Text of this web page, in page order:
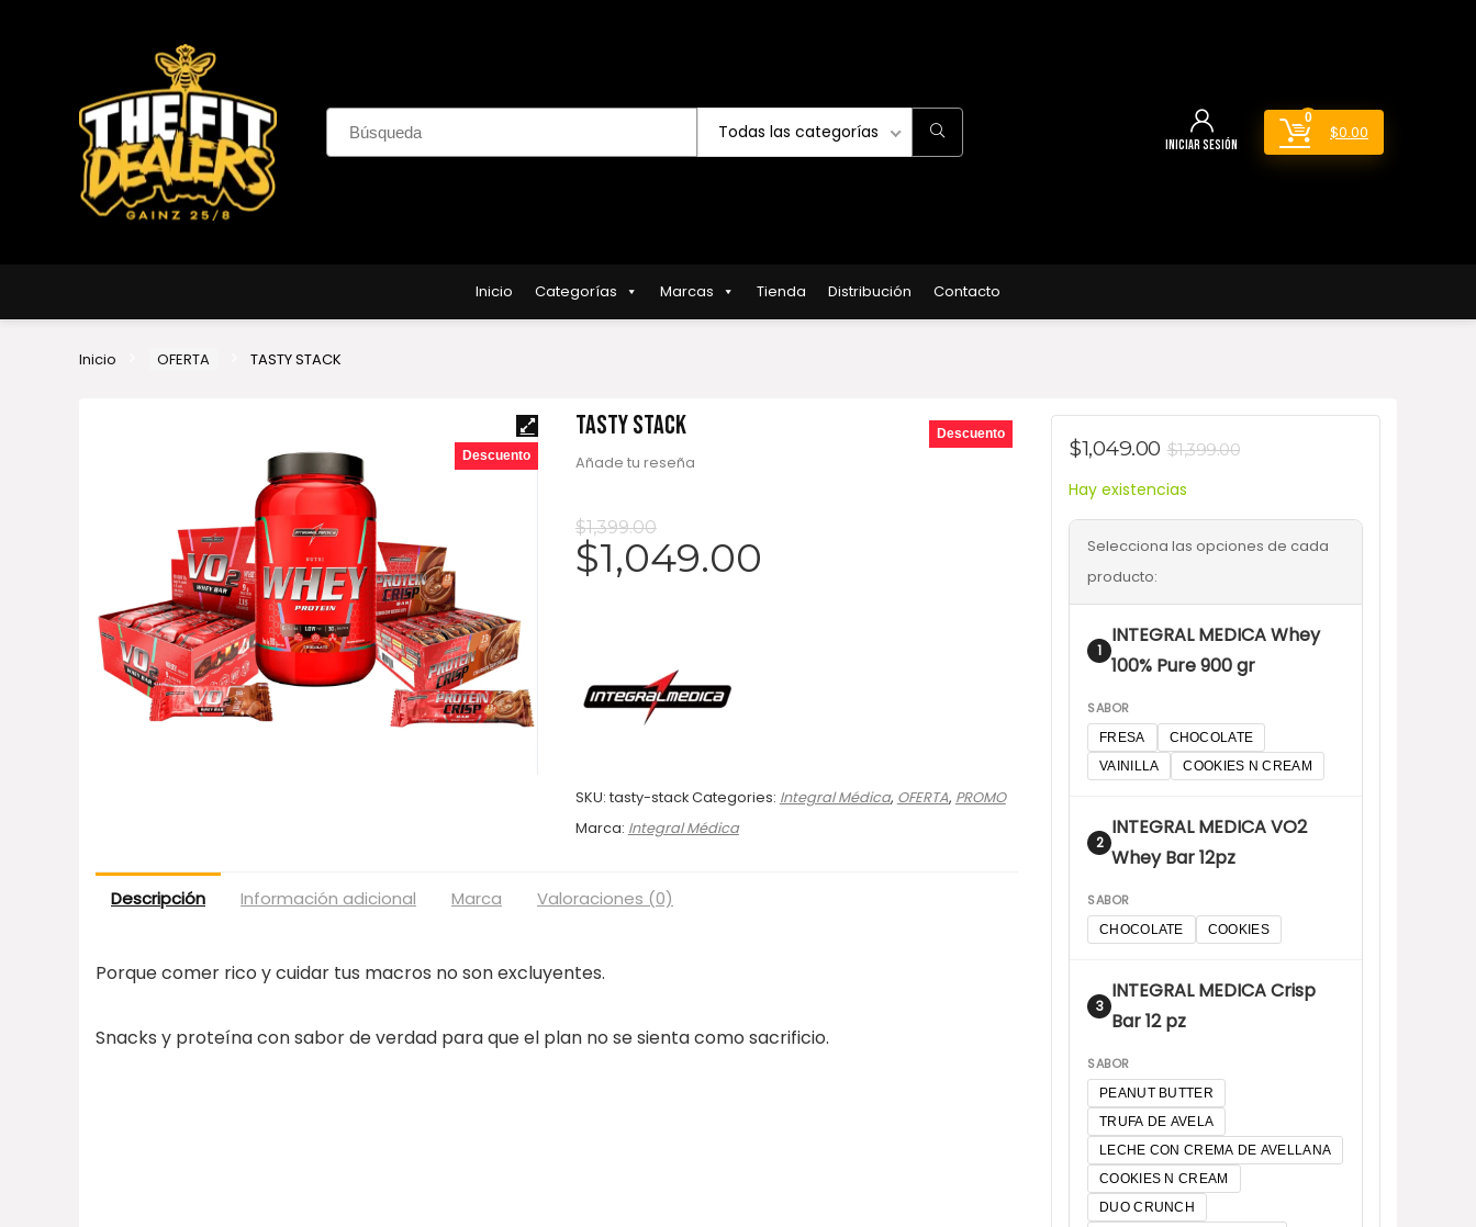
Todas las categorías
Iniciar sesión
0
$0.00
Inicio Categorías Marcas Tienda Distribución Contacto
Inicio OFERTA TASTY STACK
Descuento
TASTY STACK
Añade tu reseña
$1,399.00
$1,049.00
Descuento
SKU: tasty-stackCategories: Integral Médica, OFERTA, PROMO
Marca: Integral Médica
Descripción Información adicional Marca Valoraciones (0)
Porque comer rico y cuidar tus macros no son excluyentes.
Snacks y proteína con sabor de verdad para que el plan no se sienta como sacrificio.
$1,399.00
$1,049.00
Hay existencias
Selecciona las opciones de cada
producto:
1
INTEGRAL MEDICA Whey
100% Pure 900 gr
SABOR
FRESA
CHOCOLATE
VAINILLA
COOKIES N CREAM
2
INTEGRAL MEDICA VO2
Whey Bar 12pz
SABOR
CHOCOLATE COOKIES
3
INTEGRAL MEDICA Crisp
Bar 12 pz
SABOR
PEANUT BUTTER
TRUFA DE AVELA
LECHE CON CREMA DE AVELLANA
COOKIES N CREAM
DUO CRUNCH